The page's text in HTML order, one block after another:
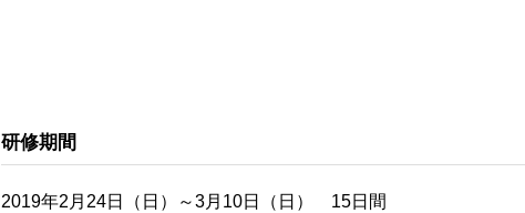
研修期間
2019年2月24日（日）～3月10日（日） 15日間